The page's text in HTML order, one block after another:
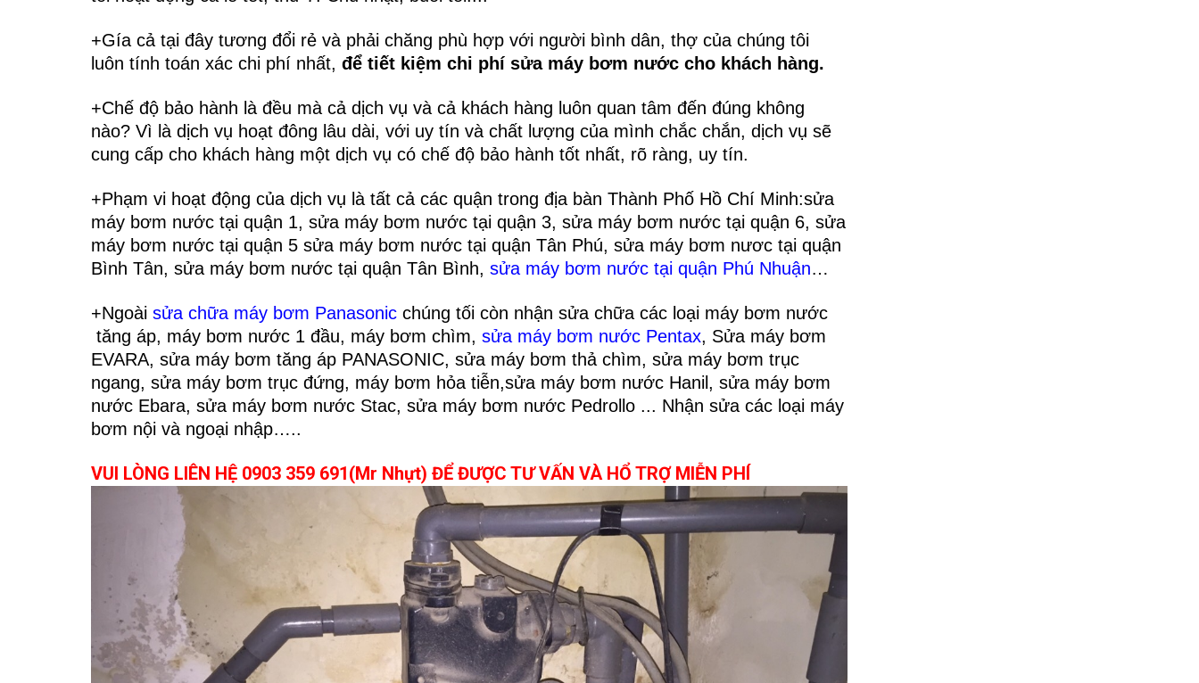
+Gía cả tại đây tương đổi rẻ và phải chăng phù hợp với người bình dân, thợ của chúng tôi
luôn tính toán xác chi phí nhất, để tiết kiệm chi phí sửa máy bơm nước cho khách hàng.
+Chế độ bảo hành là đều mà cả dịch vụ và cả khách hàng luôn quan tâm đến đúng không
nào? Vì là dịch vụ hoạt đông lâu dài, với uy tín và chất lượng của mình chắc chắn, dịch vụ sẽ
cung cấp cho khách hàng một dịch vụ có chế độ bảo hành tốt nhất, rõ ràng, uy tín.
+Phạm vi hoạt động của dịch vụ là tất cả các quận trong địa bàn Thành Phố Hồ Chí Minh:sửa
máy bơm nước tại quận 1, sửa máy bơm nước tại quận 3, sửa máy bơm nước tại quận 6, sửa
máy bơm nước tại quận 5 sửa máy bơm nước tại quận Tân Phú, sửa máy bơm nươc tại quận
Bình Tân, sửa máy bơm nước tại quận Tân Bình, sửa máy bơm nước tại quận Phú Nhuận…
+Ngoài sửa chữa máy bơm Panasonic chúng tối còn nhận sửa chữa các loại máy bơm nước
tăng áp, máy bơm nước 1 đầu, máy bơm chìm, sửa máy bơm nước Pentax, Sửa máy bơm
EVARA, sửa máy bơm tăng áp PANASONIC, sửa máy bơm thả chìm, sửa máy bơm trục
ngang, sửa máy bơm trục đứng, máy bơm hỏa tiễn,sửa máy bơm nước Hanil, sửa máy bơm
nước Ebara, sửa máy bơm nước Stac, sửa máy bơm nước Pedrollo ... Nhận sửa các loại máy
bơm nội và ngoại nhập…..
VUI LÒNG LIÊN HỆ 0903 359 691(Mr Nhựt) ĐỂ ĐƯỢC TƯ VẤN VÀ HỔ TRỢ MIỄN PHÍ